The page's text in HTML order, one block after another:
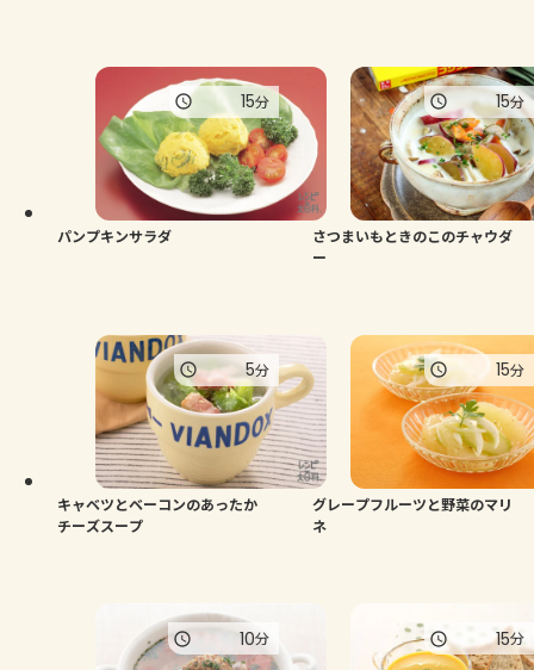
パンプキンサラダ
15分
さつまいもときのこのチャウダ
ー
15分
キャベツとベーコンのあったか
チーズスープ
5分
グレープフルーツと野菜のマリ
ネ
15分
10分 15分